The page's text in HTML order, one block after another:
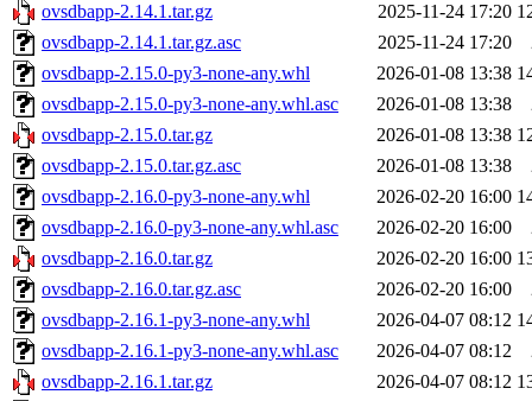
ovsdbapp-2.14.1.tar.gz
2025-11-24 17:20
ovsdbapp-2.14.1.tar.gz.asc
2025-11-24 17:20
ovsdbapp-2.15.0-py3-none-any.whl
2026-01-08 13:38
ovsdbapp-2.15.0-py3-none-any.whl.asc
2026-01-08 13:38
ovsdbapp-2.15.0.tar.gz
2026-01-08 13:38
ovsdbapp-2.15.0.tar.gz.asc
2026-01-08 13:38
ovsdbapp-2.16.0-py3-none-any.whl
2026-02-20 16:00
ovsdbapp-2.16.0-py3-none-any.whl.asc
2026-02-20 16:00
ovsdbapp-2.16.0.tar.gz
2026-02-20 16:00
ovsdbapp-2.16.0.tar.gz.asc
2026-02-20 16:00
ovsdbapp-2.16.1-py3-none-any.whl
2026-04-07 08:12
ovsdbapp-2.16.1-py3-none-any.whl.asc
2026-04-07 08:12
ovsdbapp-2.16.1.tar.gz
2026-04-07 08:12